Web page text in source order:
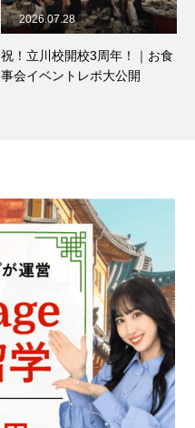
韓国語の不規則活用・連体形
を一緒に復習しよう！🔥
2026.07.23